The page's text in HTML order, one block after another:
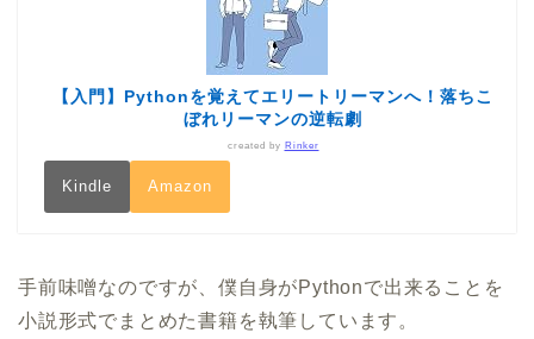
【入門】Pythonを覚えてエリートリーマンへ！落ちこ
ぼれリーマンの逆転劇
created by Rinker
Kindle Amazon
手前味噌なのですが、僕自身がPythonで出来ることを
小説形式でまとめた書籍を執筆しています。